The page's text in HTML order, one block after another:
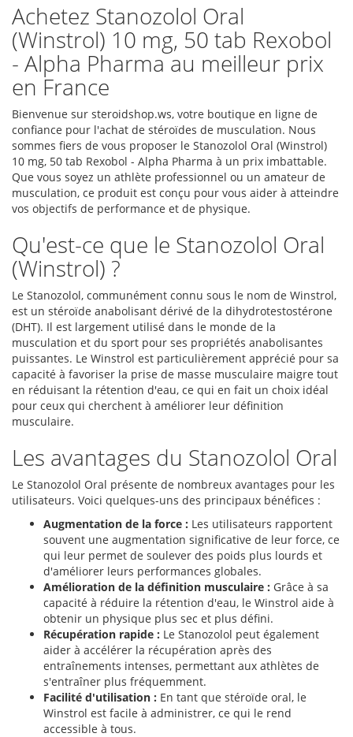
Achetez Stanozolol Oral
(Winstrol) 10 mg, 50 tab Rexobol
- Alpha Pharma au meilleur prix
en France
Bienvenue sur steroidshop.ws, votre boutique en ligne de
confiance pour l'achat de stéroïdes de musculation. Nous
sommes fiers de vous proposer le Stanozolol Oral (Winstrol)
10 mg, 50 tab Rexobol - Alpha Pharma à un prix imbattable.
Que vous soyez un athlète professionnel ou un amateur de
musculation, ce produit est conçu pour vous aider à atteindre
vos objectifs de performance et de physique.
Qu'est-ce que le Stanozolol Oral
(Winstrol) ?
Le Stanozolol, communément connu sous le nom de Winstrol,
est un stéroïde anabolisant dérivé de la dihydrotestostérone
(DHT). Il est largement utilisé dans le monde de la
musculation et du sport pour ses propriétés anabolisantes
puissantes. Le Winstrol est particulièrement apprécié pour sa
capacité à favoriser la prise de masse musculaire maigre tout
en réduisant la rétention d'eau, ce qui en fait un choix idéal
pour ceux qui cherchent à améliorer leur définition
musculaire.
Les avantages du Stanozolol Oral
Le Stanozolol Oral présente de nombreux avantages pour les
utilisateurs. Voici quelques-uns des principaux bénéfices :
Augmentation de la force : Les utilisateurs rapportent
souvent une augmentation significative de leur force, ce
qui leur permet de soulever des poids plus lourds et
d'améliorer leurs performances globales.
Amélioration de la définition musculaire : Grâce à sa
capacité à réduire la rétention d'eau, le Winstrol aide à
obtenir un physique plus sec et plus défini.
Récupération rapide : Le Stanozolol peut également
aider à accélérer la récupération après des
entraînements intenses, permettant aux athlètes de
s'entraîner plus fréquemment.
Facilité d'utilisation : En tant que stéroïde oral, le
Winstrol est facile à administrer, ce qui le rend
accessible à tous.